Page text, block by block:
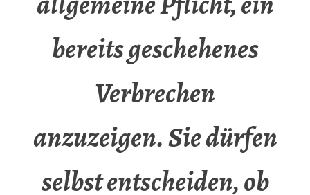
bereits geschehenes
Verbrechen
anzuzeigen. Sie dürfen
selbst entscheiden, ob